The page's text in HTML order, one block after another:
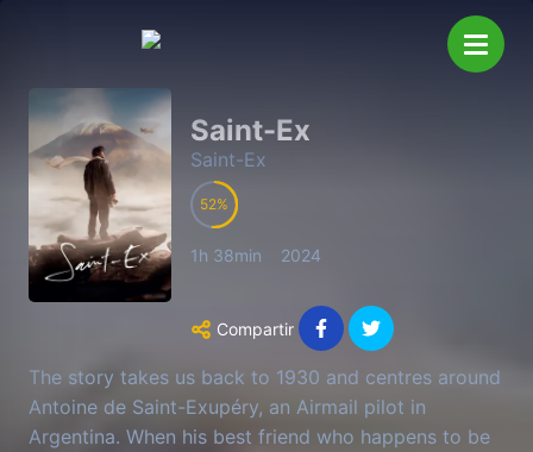
Saint-Ex
Saint-Ex
52
1h 38min 2024
Compartir
The story takes us back to 1930 and centres around
Antoine de Saint-Exupéry, an Airmail pilot in
Argentina. When his best friend who happens to be